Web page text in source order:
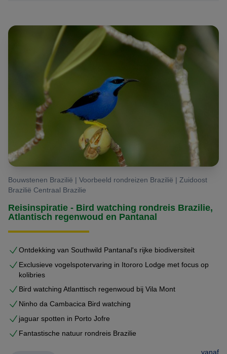
Bouwstenen Brazilië | Voorbeeld rondreizen Brazilië | Zuidoost
Brazilië Centraal Brazilie
Reisinspiratie - Bird watching rondreis Brazilie,
Atlantisch regenwoud en Pantanal
Ontdekking van Southwild Pantanal's rijke biodiversiteit
Exclusieve vogelspotervaring in Itororo Lodge met focus op
kolibries
Bird watching Atlanttisch regenwoud bij Vila Mont
Ninho da Cambacica Bird watching
jaguar spotten in Porto Jofre
Fantastische natuur rondreis Brazilie
vanaf